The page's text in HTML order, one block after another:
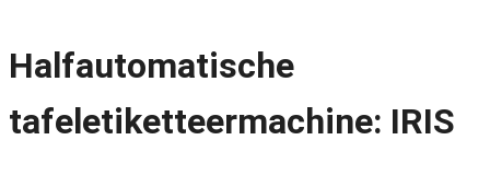
Halfautomatische
tafeletiketteermachine: IRIS